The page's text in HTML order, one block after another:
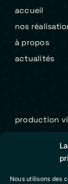
Nous utilisons des
accueil
nos
à propos
actualités
production